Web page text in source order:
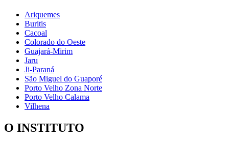
Ariquemes
Buritis
Cacoal
Colorado do Oeste
Guajará-Mirim
Jaru
Ji-Paraná
São Miguel do Guaporé
Porto Velho Zona Norte
Porto Velho Calama
Vilhena
O INSTITUTO